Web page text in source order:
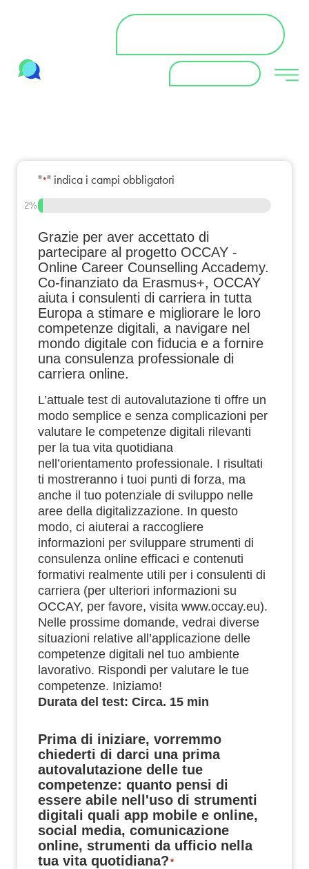
"*" indica i campi obbligatori
2%
Grazie per aver accettato di
partecipare al progetto OCCAY -
Online Career Counselling Accademy.
Co-finanziato da Erasmus+, OCCAY
aiuta i consulenti di carriera in tutta
Europa a stimare e migliorare le loro
competenze digitali, a navigare nel
mondo digitale con fiducia e a fornire
una consulenza professionale di
carriera online.
L’attuale test di autovalutazione ti offre un
modo semplice e senza complicazioni per
valutare le competenze digitali rilevanti
per la tua vita quotidiana
nell’orientamento professionale. I risultati
ti mostreranno i tuoi punti di forza, ma
anche il tuo potenziale di sviluppo nelle
aree della digitalizzazione. In questo
modo, ci aiuterai a raccogliere
informazioni per sviluppare strumenti di
consulenza online efficaci e contenuti
formativi realmente utili per i consulenti di
carriera (per ulteriori informazioni su
OCCAY, per favore, visita www.occay.eu).
Nelle prossime domande, vedrai diverse
situazioni relative all’applicazione delle
competenze digitali nel tuo ambiente
lavorativo. Rispondi per valutare le tue
competenze. Iniziamo!
Durata del test: Circa. 15 min
Prima di iniziare, vorremmo
chiederti di darci una prima
autovalutazione delle tue
competenze: quanto pensi di
essere abile nell'uso di strumenti
digitali quali app mobile e online,
social media, comunicazione
online, strumenti da ufficio nella
tua vita quotidiana? *